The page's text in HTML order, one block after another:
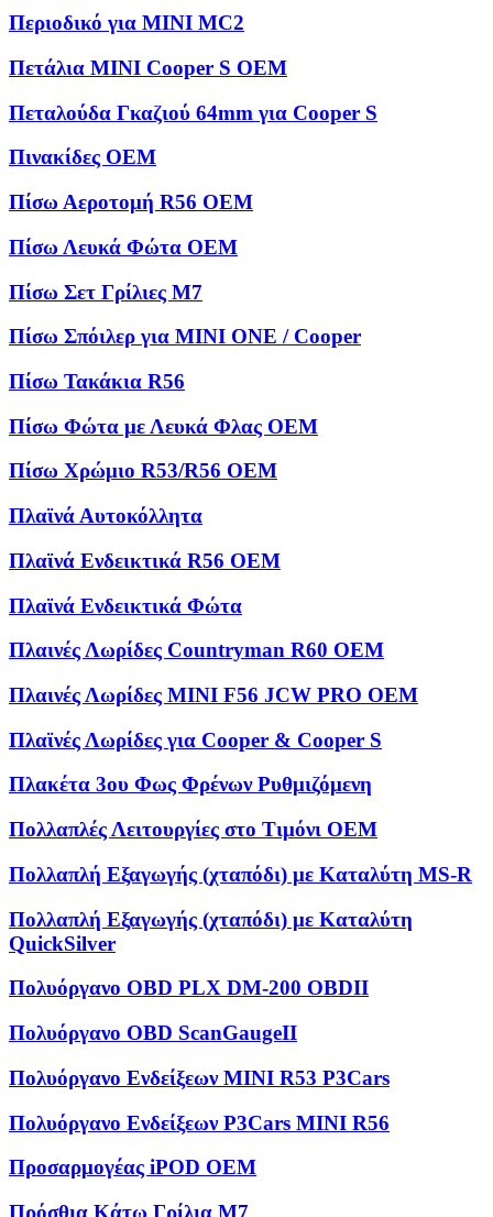
Περιοδικό για MINI MC2
Πετάλια MINI Cooper S OEM
Πεταλούδα Γκαζιού 64mm για Cooper S
Πινακίδες OEM
Πίσω Αεροτομή R56 OEM
Πίσω Λευκά Φώτα OEM
Πίσω Σετ Γρίλιες M7
Πίσω Σπόιλερ για MINI ONE / Cooper
Πίσω Τακάκια R56
Πίσω Φώτα με Λευκά Φλας OEM
Πίσω Χρώμιο R53/R56 OEM
Πλαϊνά Αυτοκόλλητα
Πλαϊνά Ενδεικτικά R56 OEM
Πλαϊνά Ενδεικτικά Φώτα
Πλαινές Λωρίδες Countryman R60 OEM
Πλαινές Λωρίδες MINI F56 JCW PRO OEM
Πλαϊνές Λωρίδες για Cooper & Cooper S
Πλακέτα 3ου Φως Φρένων Ρυθμιζόμενη
Πολλαπλές Λειτουργίες στο Τιμόνι OEM
Πολλαπλή Εξαγωγής (χταπόδι) με Καταλύτη MS-R
Πολλαπλή Εξαγωγής (χταπόδι) με Καταλύτη
QuickSilver
Πολυόργανο OBD PLX DM-200 OBDII
Πολυόργανο OBD ScanGaugeII
Πολυόργανο Ενδείξεων MINI R53 P3Cars
Πολυόργανο Ενδείξεων P3Cars MINI R56
Προσαρμογέας iPOD OEM
Πρόσθια Κάτω Γρίλια M7